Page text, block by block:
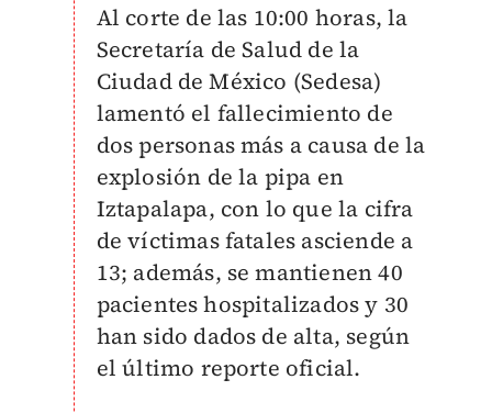
Al corte de las 10:00 horas, la
Secretaría de Salud de la
Ciudad de México (Sedesa)
lamentó el fallecimiento de
dos personas más a causa de la
explosión de la pipa en
Iztapalapa, con lo que la cifra
de víctimas fatales asciende a
13; además, se mantienen 40
pacientes hospitalizados y 30
han sido dados de alta, según
el último reporte oficial.